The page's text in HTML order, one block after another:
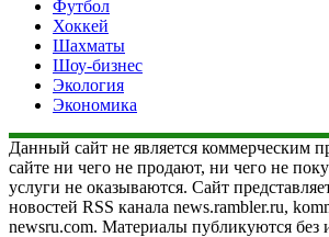
Футбол
Хоккей
Шахматы
Шоу-бизнес
Экология
Экономика
Данный сайт не является коммерческим
сайте ни чего не продают, ни чего не
услуги не оказываются. Сайт
новостей RSS канала news.rambler.ru,
newsru.com. Материалы публикуются без